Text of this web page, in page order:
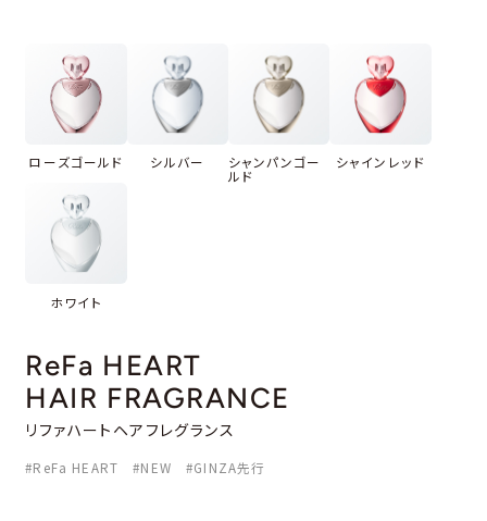
#ReFa HEART #NEW #GINZA先行
ReFa HEART
HAIR FRAGRANCE
リファハートヘアフレグランス
ローズゴールド シルバー シャンパンゴー
ルド
シャインレッド
ホワイト